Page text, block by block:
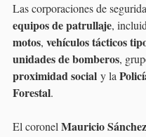
Las corporaciones de
equipos de patrullaje,
motos, vehículos tácticos
unidades de bomberos,
proximidad social y la
Forestal.
El coronel Mauricio